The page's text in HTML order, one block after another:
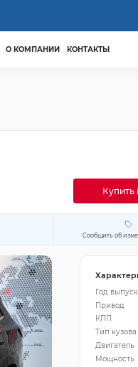
О КОМПАНИИ КОНТАКТЫ
Купить
Сообщить об
Год
Привод
КПП
Тип кузова
Двигатель
Мощность